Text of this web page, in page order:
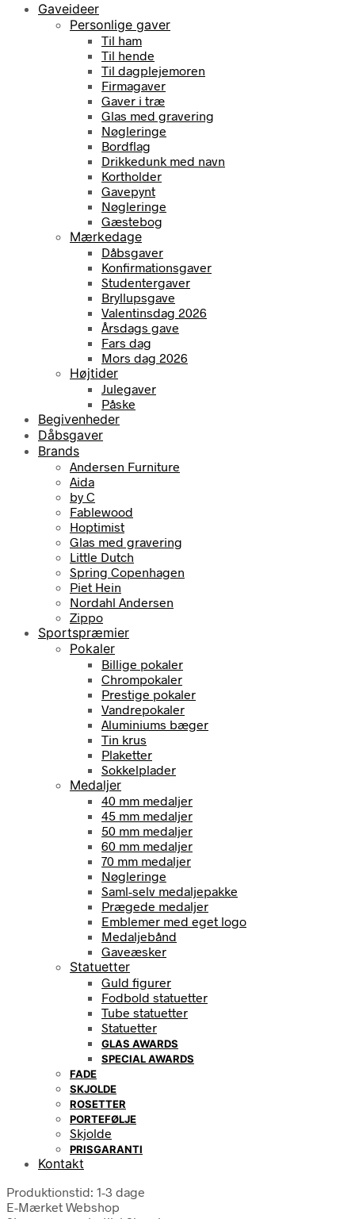
Gaveideer
Personlige gaver
Til ham
Til hende
Til dagplejemoren
Firmagaver
Gaver i træ
Glas med gravering
Nøgleringe
Bordflag
Drikkedunk med navn
Kortholder
Gavepynt
Nøgleringe
Gæstebog
Mærkedage
Dåbsgaver
Konfirmationsgaver
Studentergaver
Bryllupsgave
Valentinsdag 2026
Årsdags gave
Fars dag
Mors dag 2026
Højtider
Julegaver
Påske
Begivenheder
Dåbsgaver
Brands
Andersen Furniture
Aida
by C
Fablewood
Hoptimist
Glas med gravering
Little Dutch
Spring Copenhagen
Piet Hein
Nordahl Andersen
Zippo
Sportspræmier
Pokaler
Billige pokaler
Chrompokaler
Prestige pokaler
Vandrepokaler
Aluminiums bæger
Tin krus
Plaketter
Sokkelplader
Medaljer
40 mm medaljer
45 mm medaljer
50 mm medaljer
60 mm medaljer
70 mm medaljer
Nøgleringe
Saml-selv medaljepakke
Prægede medaljer
Emblemer med eget logo
Medaljebånd
Gaveæsker
Statuetter
Guld figurer
Fodbold statuetter
Tube statuetter
Statuetter
GLAS AWARDS
SPECIAL AWARDS
FADE
SKJOLDE
ROSETTER
PORTEFØLJE
Skjolde
PRISGARANTI
Kontakt
Produktionstid: 1-3 dage
E-Mærket Webshop